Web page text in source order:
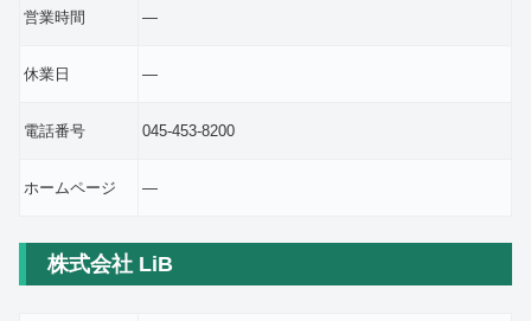
営業時間 ―
休業日 ―
電話番号 045-453-8200
ホームページ ―
株式会社 LiB